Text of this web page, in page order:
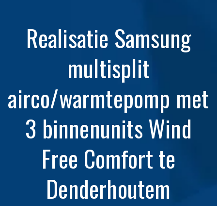
Realisatie Samsung
multisplit
airco/warmtepomp met
3 binnenunits Wind
Free Comfort te
Denderhoutem